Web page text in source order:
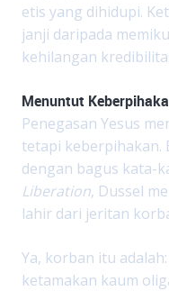
etis yang dihidupi.
janji daripada
kehilangan
Menuntut
Penegasan Yesus
tetapi keberpihakan.
dengan bagus kata-
Liberation, Dussel
lahir dari jeritan
Ya, korban itu
ketamakan kaum